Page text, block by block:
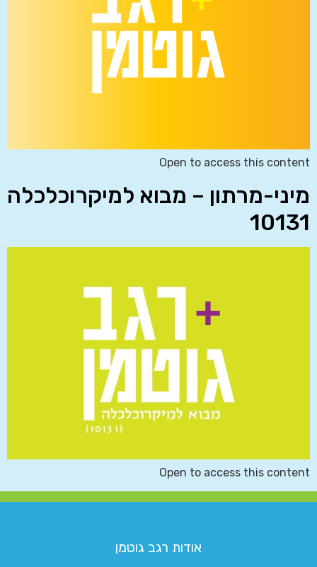
Open to access this content
מיני-מרתון – מבוא למיקרוכלכלה
10131
Open to access this content
אודות רגב גוטמן